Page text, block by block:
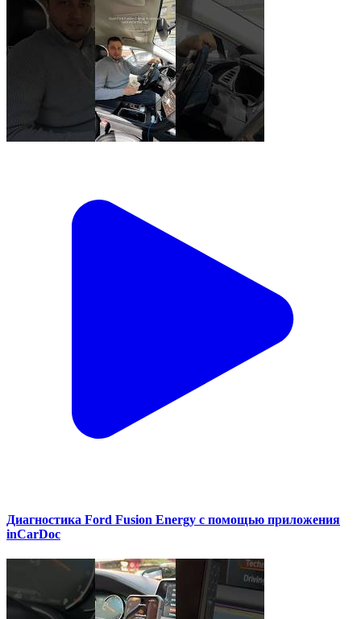
Диагностика Ford Fusion Energy с помощью приложения
inCarDoc